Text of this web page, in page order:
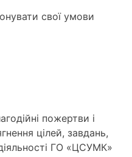
свої умови
пожертви і
цілей, завдань,
ГО «ЦСУМК»